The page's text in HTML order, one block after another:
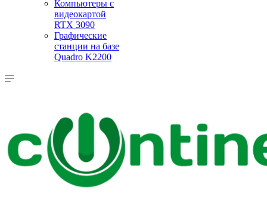
Компьютеры с
видеокартой
RTX 3090
Графические
станции на базе
Quadro K2200